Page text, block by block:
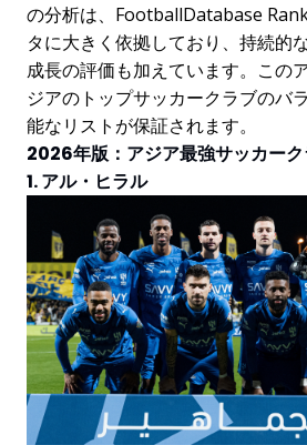
の分析は、FootballDatabase
タに大きく依拠しており、持続的
成長の評価も加えています。この
ジアのトップサッカークラブのバ
能なリストが保証されます。
2026年版：アジア最強サッカー
1. アル・ヒラル